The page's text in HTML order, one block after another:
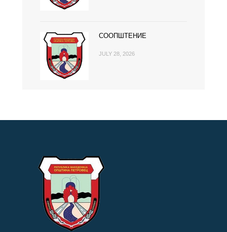
СООПШТЕНИЕ
JULY 28, 2026